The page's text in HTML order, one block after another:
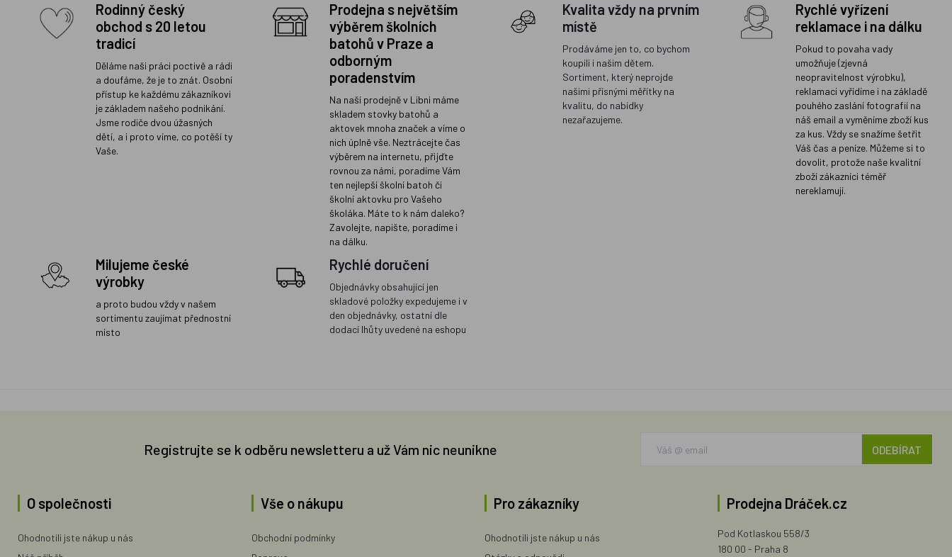
Rodinný český
obchod s 20 letou
tradicí
Děláme naši práci poctivě a rádi
a doufáme, že je to znát. Osobní
přístup ke každému zákazníkovi
je základem našeho podnikání.
Jsme rodiče dvou úžasných
dětí, a i proto víme, co potěší ty
Vaše.
Prodejna s největším
výběrem školních
batohů v Praze a
odborným
poradenstvím
Na naší prodejně v Libni máme
skladem stovky batohů a
aktovek mnoha značek a víme o
nich úplně vše. Neztrácejte čas
výběrem na internetu, přijďte
rovnou za námi, poradíme Vám
ten nejlepší školní batoh či
školní aktovku pro Vašeho
školáka. Máte to k nám daleko?
Zavolejte, napište, poradíme i
na dálku.
Kvalita vždy na prvním
místě
Prodáváme jen to, co bychom
koupili i našim dětem.
Sortiment, který neprojde
našimi přísnými měřítky na
kvalitu, do nabídky
nezařazujeme.
Rychlé vyřízení
reklamace i na dálku
Pokud to povaha vady
umožňuje (zjevná
neopravitelnost výrobku),
reklamaci vyřídíme i na základě
pouhého zaslání fotografií na
náš email a vyměníme zboží kus
za kus. Vždy se snažíme šetřit
Váš čas a peníze. Můžeme si to
dovolit, protože naše kvalitní
zboží zákazníci téměř
nereklamují.
Milujeme české
výrobky
a proto budou vždy v našem
sortimentu zaujímat přednostní
místo
Rychlé doručení
Objednávky obsahující jen
skladové položky expedujeme i v
den objednávky, ostatní dle
dodací lhůty uvedené na eshopu
Registrujte se k odběru newsletteru a už Vám nic neunikne ODEBÍRAT
O společnosti
Ohodnotili jste nákup u nás
Vše o nákupu
Obchodní podmínky
Pro zákazníky
Ohodnotili jste nákup u nás
Prodejna Dráček.cz
Pod Kotlaskou 558/3
180 00 - Praha 8